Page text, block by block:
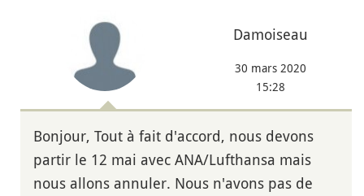
Damoiseau
30 mars 2020
15:28
Bonjour, Tout à fait d'accord, nous devons
partir le 12 mai avec ANA/Lufthansa mais
nous allons annuler. Nous n'avons pas de